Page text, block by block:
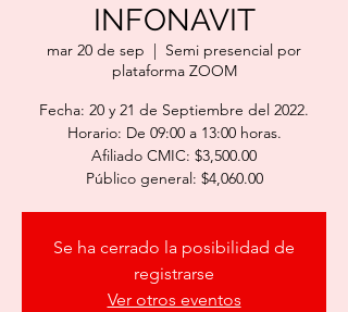
INFONAVIT
mar 20 de sep
  |
Semi presencial por
plataforma ZOOM
Fecha: 20 y 21 de Septiembre del 2022.
Horario: De 09:00 a 13:00 horas.
Afiliado CMIC: $3,500.00
Público general: $4,060.00
Se ha cerrado la posibilidad de
registrarse
Ver otros eventos